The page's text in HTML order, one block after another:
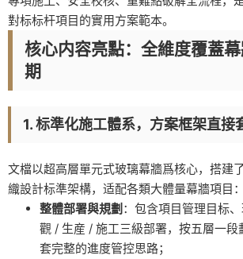
對标标杆項目的實用方案範本。
核心内容亮點：全維度覆蓋
期
1. 标準化施工體系，方案框架直接
文檔以超高層單元式玻璃幕牆爲核心，搭建
織設計标準架構，适配各類大體量幕牆項目：
整體部署與規劃 ：包含項目管理目标
觀 / 生産 / 施工三級部署，按五層一段
套完整的進度管控思路；